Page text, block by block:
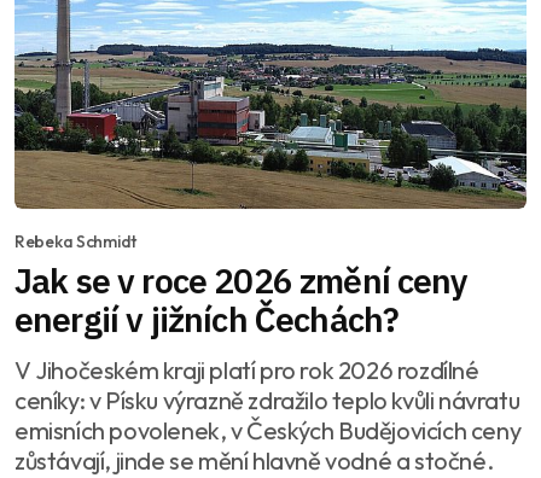
Rebeka Schmidt
Jak se v roce 2026 změní ceny
energií v jižních Čechách?
V Jihočeském kraji platí pro rok 2026 rozdílné
ceníky: v Písku výrazně zdražilo teplo kvůli návratu
emisních povolenek, v Českých Budějovicích ceny
zůstávají, jinde se mění hlavně vodné a stočné.